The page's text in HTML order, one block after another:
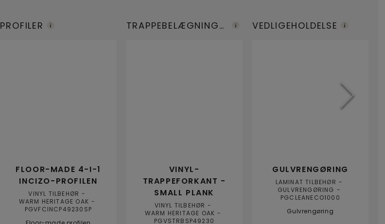
PROFILER
FLOOR-MADE 4-I-1
INCIZO-PROFILEN
VINYL TILBEHØR
WARM HERITAGE OAK
PGVFCINCP49230SP
TRAPPEBELÆGNINGE
VINYL-
TRAPPEFORKANT -
SMALL PLANK
VINYL TILBEHØR
WARM HERITAGE OAK
PGVSTRBSP49230
VEDLIGEHOLDELSE
GULVRENGØRING
LAMINAT TILBEHØR
GULVRENGØRING
PGCLEANECO1000
Gulvrengøring